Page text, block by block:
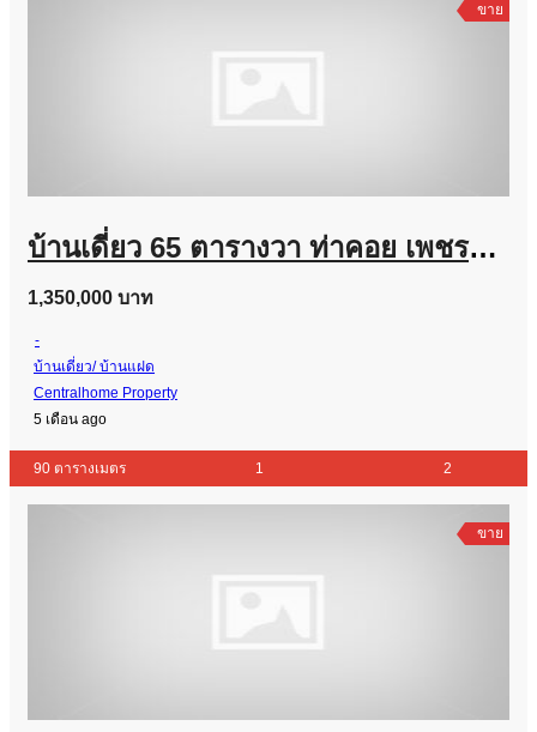
ขาย
บ้านเดี่ยว 65 ตารางวา ท่าคอย เพชรบุรี ราคาถูก
1,350,000 บาท
-
บ้านเดี่ยว/ บ้านแฝด
Centralhome Property
5 เดือน ago
90 ตารางเมตร 1 2
ขาย